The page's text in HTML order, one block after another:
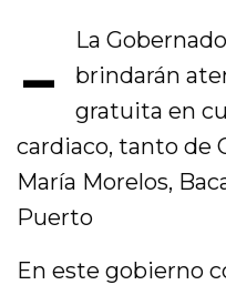
-
La
brindarán
gratuita en
cardiaco, tanto de
María Morelos,
Puerto
En este gobierno